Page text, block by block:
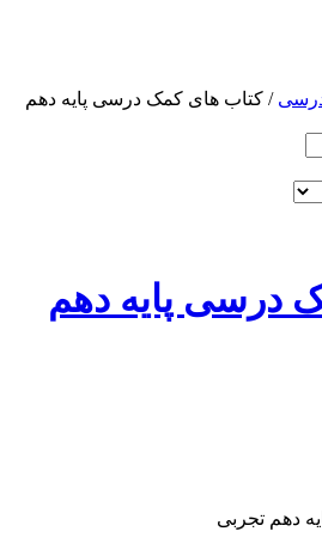
/ کتاب های کمک درسی پایه دهم
درسی پایه دهم